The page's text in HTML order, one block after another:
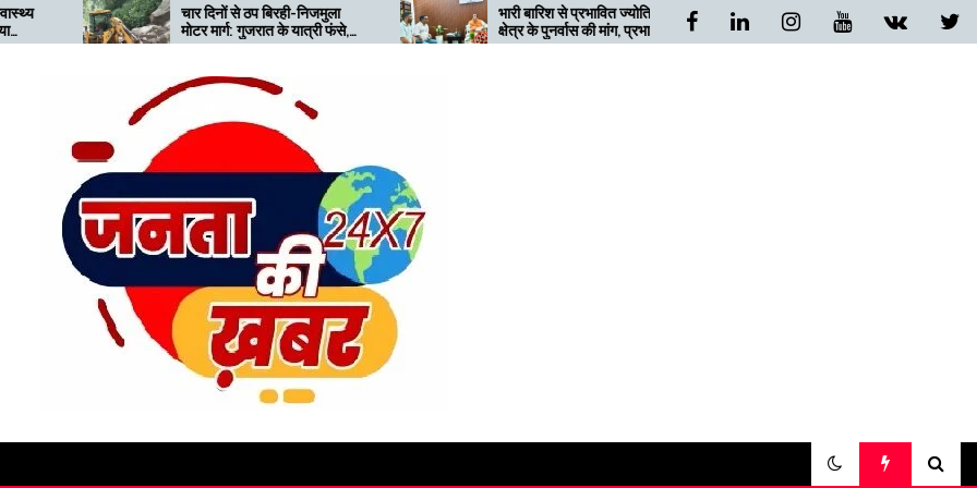
चार दिनों से ठप बिरही-निजमुला
मोटर मार्ग: गुजरात के यात्री फंसे,
बीच सड़क खराब खड़ी जेसीबी से
भारी बारिश से प्रभावित ज्योतिर्मठ
क्षेत्र के पुनर्वास की मांग, प्रभारी
मंत्री को सौंपा ज्ञापन
बदरीनाथ जा रहे गुजरात के चार
यात्री निजमुला घाटी में फंसे,
ग्रामीणों ने दिया सहारा